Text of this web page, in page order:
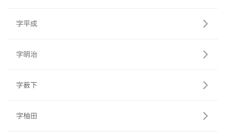
字平成
字明治
字薮下
字柚田